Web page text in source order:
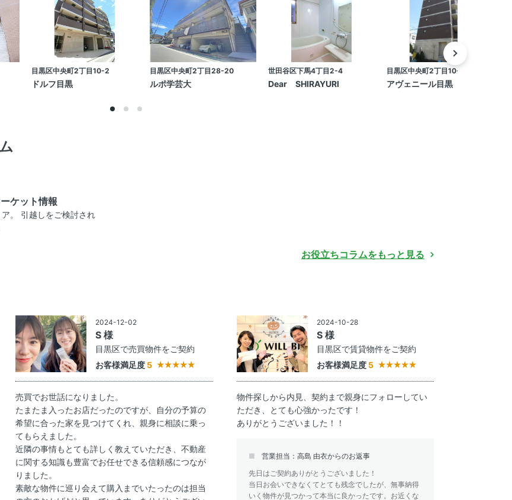
目黒区中央町2丁目10-2
ドルフ目黒
目黒区中央町2丁目28-20
ルポ学芸大
世田谷区下馬4丁目2-4
Dear SHIRAYURI
目黒区中央町2丁目10-1
アヴェニール目黒
ケット情報
。 引越しをご検討され
お役立ちコラムをもっと見る
2024-12-02
S 様
目黒区で売買物件をご契約
お客様満足度 5
売買でお世話になりました。
たまたま入ったお店だったのですが、自分の予算の
希望に合った家を見つけてくれ、親身に相談に乗っ
てもらえました。
近隣の事情もとても詳しく教えていただき、不動産
に関する知識も豊富でお任せできる信頼感につなが
りました。
素敵な物件に巡り会えて購入までいたったのは担当
2024-10-28
S 様
目黒区で賃貸物件をご契約
お客様満足度 5
物件探しから内見、契約まで親身にフォローしてい
ただき、とても心強かったです！
ありがとうございました！！
営業担当：高島 由衣からのお返事
先日はご契約ありがとうございました！
当日お会いできなくてとても残念でしたが、無事納得
いく物件が見つかって本当に良かったです。お近くな